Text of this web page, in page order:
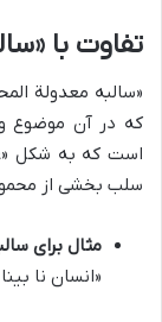
تفاوت با
«سالبه معدولة
که در آن موضوع
است که به شکل
سلب بخشی از
مثال برای
«انسان نا